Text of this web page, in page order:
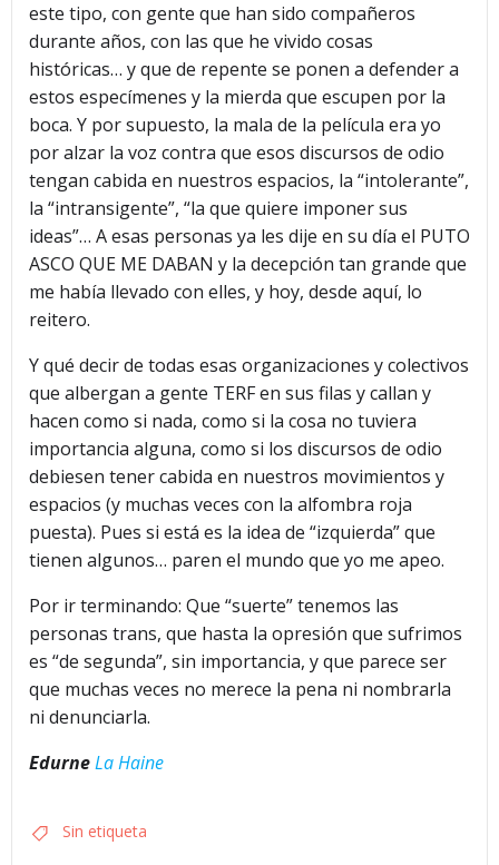
este tipo, con gente que han sido compañeros
durante años, con las que he vivido cosas
históricas… y que de repente se ponen a defender a
estos especímenes y la mierda que escupen por la
boca. Y por supuesto, la mala de la película era yo
por alzar la voz contra que esos discursos de odio
tengan cabida en nuestros espacios, la “intolerante”,
la “intransigente”, “la que quiere imponer sus
ideas”… A esas personas ya les dije en su día el PUTO
ASCO QUE ME DABAN y la decepción tan grande que
me había llevado con elles, y hoy, desde aquí, lo
reitero.
Y qué decir de todas esas organizaciones y colectivos
que albergan a gente TERF en sus filas y callan y
hacen como si nada, como si la cosa no tuviera
importancia alguna, como si los discursos de odio
debiesen tener cabida en nuestros movimientos y
espacios (y muchas veces con la alfombra roja
puesta). Pues si está es la idea de “izquierda” que
tienen algunos… paren el mundo que yo me apeo.
Por ir terminando: Que “suerte” tenemos las
personas trans, que hasta la opresión que sufrimos
es “de segunda”, sin importancia, y que parece ser
que muchas veces no merece la pena ni nombrarla
ni denunciarla.
EdurneLa Haine
Sin etiqueta